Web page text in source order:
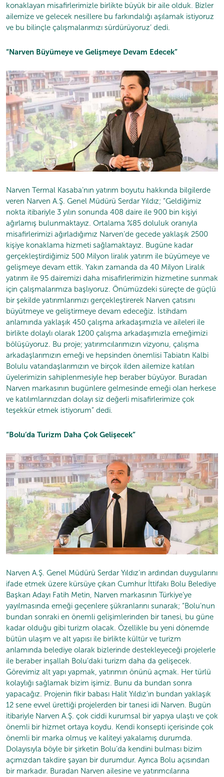
konaklayan misafirlerimizle birlikte büyük bir aile olduk. Bizler
ailemize ve gelecek nesillere bu farkındalığı aşılamak istiyoruz
ve bu bilinçle çalışmalarımızı sürdürüyoruz’ dedi.
“Narven Büyümeye ve Gelişmeye Devam Edecek”
Narven Termal Kasaba’nın yatırım boyutu hakkında bilgilerde
veren Narven A.Ş. Genel Müdürü Serdar Yıldız; “Geldiğimiz
nokta itibariyle 3 yılın sonunda 408 daire ile 900 bin kişiyi
ağırlamış bulunmaktayız. Ortalama %85 doluluk oranıyla
misafirlerimizi ağırladığımız Narven’de gecede yaklaşık 2500
kişiye konaklama hizmeti sağlamaktayız. Bugüne kadar
gerçekleştirdiğimiz 500 Milyon liralık yatırım ile büyümeye ve
gelişmeye devam ettik. Yakın zamanda da 40 Milyon Liralık
yatırım ile 95 dairemizi daha misafirlerimizin hizmetine sunmak
için çalışmalarımıza başlıyoruz. Önümüzdeki süreçte de güçlü
bir şekilde yatırımlarımızı gerçekleştirerek Narven çatısını
büyütmeye ve geliştirmeye devam edeceğiz. İstihdam
anlamında yaklaşık 450 çalışma arkadaşımızla ve aileleri ile
birlikte dolaylı olarak 1200 çalışma arkadaşımızla emeğimizi
bölüşüyoruz. Bu proje; yatırımcılarımızın vizyonu, çalışma
arkadaşlarımızın emeği ve hepsinden önemlisi Tabiatın Kalbi
Bolulu vatandaşlarımızın ve birçok ilden ailemize katılan
üyelerimizin sahiplenmesiyle hep beraber büyüyor. Buradan
Narven markasının bugünlere gelmesinde emeği olan herkese
ve katılımlarınızdan dolayı siz değerli misafirlerimize çok
teşekkür etmek istiyorum” dedi.
“Bolu’da Turizm Daha Çok Gelişecek”
Narven A.Ş. Genel Müdürü Serdar Yıldız’ın ardından duygularını
ifade etmek üzere kürsüye çıkan Cumhur İttifakı Bolu Belediye
Başkan Adayı Fatih Metin, Narven markasının Türkiye’ye
yayılmasında emeği geçenlere şükranlarını sunarak; “Bolu’nun
bundan sonraki en önemli gelişimlerinden bir tanesi, bu güne
kadar olduğu gibi turizm olacak. Özellikle bu yeni dönemde
bütün ulaşım ve alt yapısı ile birlikte kültür ve turizm
anlamında belediye olarak bizlerinde destekleyeceği projelerle
ile beraber inşallah Bolu’daki turizm daha da gelişecek.
Görevimiz alt yapı yapmak, yatırımın önünü açmak. Her türlü
kolaylığı sağlamak bizim işimiz. Bunu da bundan sonra
yapacağız. Projenin fikir babası Halit Yıldız’ın bundan yaklaşık
12 sene evvel ürettiği projelerden bir tanesi idi Narven. Bugün
itibariyle Narven A.Ş. çok ciddi kurumsal bir yapıya ulaştı ve çok
önemli bir hizmet ortaya koydu. Kendi konsepti içerisinde çok
önemli bir marka olmuş ve kaliteyi yakalamış durumda.
Dolayısıyla böyle bir şirketin Bolu’da kendini bulması bizim
açımızdan takdire şayan bir durumdur. Ayrıca Bolu açısından
bir markadır. Buradan Narven ailesine ve yatırımcılarına